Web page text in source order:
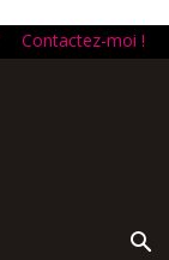
Contactez-moi !